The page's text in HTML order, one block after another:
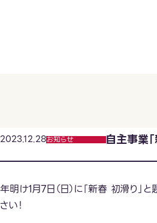
自主事業
2023.12.28お知らせ
年明け1月7日（日）に「新春 初滑り」
さい！